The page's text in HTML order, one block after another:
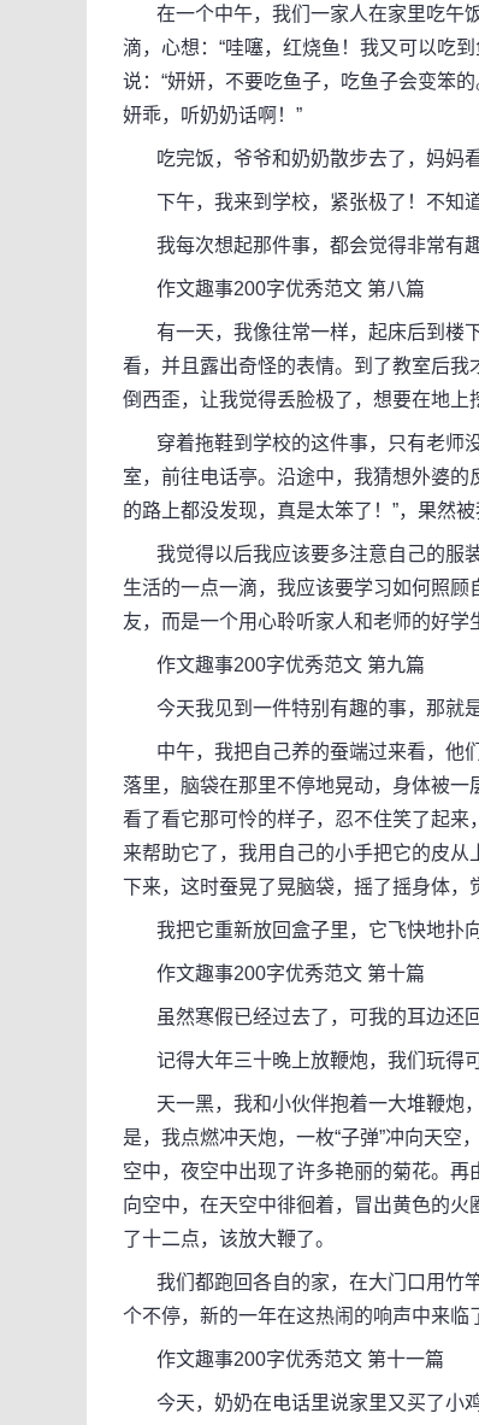
在一个中午，我们一家人在家里吃午
滴，心想：“哇噻，红烧鱼！我又可以吃
说：“妍妍，不要吃鱼子，吃鱼子会变笨
妍乖，听奶奶话啊！”
吃完饭，爷爷和奶奶散步去了，妈妈看
下午，我来到学校，紧张极了！不知道
我每次想起那件事，都会觉得非常有趣
作文趣事200字优秀范文 第八篇
有一天，我像往常一样，起床后到楼
看，并且露出奇怪的表情。到了教室后
倒西歪，让我觉得丢脸极了，想要在地上
穿着拖鞋到学校的这件事，只有老师
室，前往电话亭。沿途中，我猜想外婆
的路上都没发现，真是太笨了！”，果然
我觉得以后我应该要多注意自己的服
生活的一点一滴，我应该要学习如何照
友，而是一个用心聆听家人和老师的好学
作文趣事200字优秀范文 第九篇
今天我见到一件特别有趣的事，那就是
中午，我把自己养的蚕端过来看，他
落里，脑袋在那里不停地晃动，身体被
看了看它那可怜的样子，忍不住笑了起
来帮助它了，我用自己的小手把它的皮
下来，这时蚕晃了晃脑袋，摇了摇身体，
我把它重新放回盒子里，它飞快地扑向
作文趣事200字优秀范文 第十篇
虽然寒假已经过去了，可我的耳边还回
记得大年三十晚上放鞭炮，我们玩得可
天一黑，我和小伙伴抱着一大堆鞭炮，
是，我点燃冲天炮，一枚“子弹”冲向天空
空中，夜空中出现了许多艳丽的菊花。再
向空中，在天空中徘徊着，冒出黄色的火
了十二点，该放大鞭了。
我们都跑回各自的家，在大门口用竹竿
个不停，新的一年在这热闹的响声中来临
作文趣事200字优秀范文 第十一篇
今天，奶奶在电话里说家里又买了小鸡